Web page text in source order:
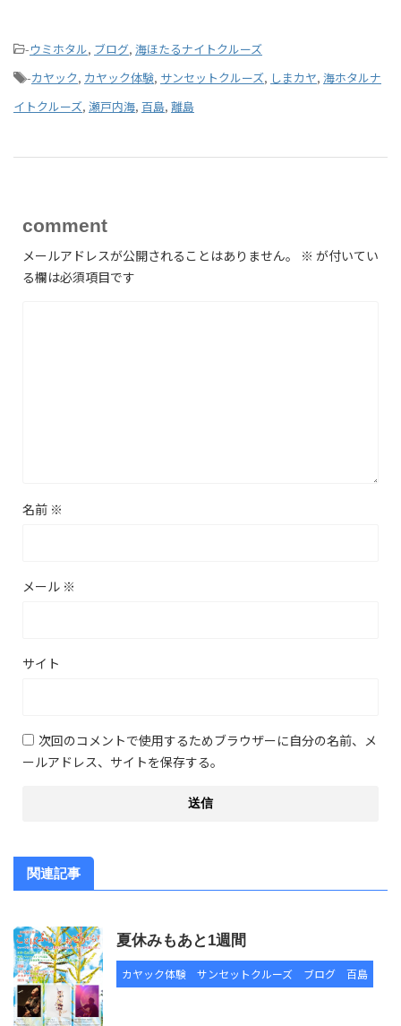
-ウミホタル, ブログ, 海ほたるナイトクルーズ
-カヤック, カヤック体験, サンセットクルーズ, しまカヤ, 海ホタルナ
イトクルーズ, 瀬戸内海, 百島, 離島
comment
メールアドレスが公開されることはありません。 ※ が付いてい
る欄は必須項目です
名前 ※
メール ※
サイト
次回のコメントで使用するためブラウザーに自分の名前、メ
ールアドレス、サイトを保存する。
関連記事
夏休みもあと1週間
カヤック体験 サンセットクルーズ ブログ 百島